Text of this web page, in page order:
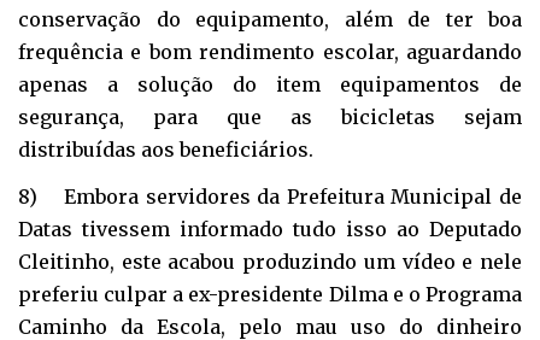
conservação do equipamento, além de ter boa
frequência e bom rendimento escolar, aguardando
apenas a solução do item equipamentos de
segurança, para que as bicicletas sejam
distribuídas aos beneficiários.
8) Embora servidores da Prefeitura Municipal de
Datas tivessem informado tudo isso ao Deputado
Cleitinho, este acabou produzindo um vídeo e nele
preferiu culpar a ex-presidente Dilma e o Programa
Caminho da Escola, pelo mau uso do dinheiro